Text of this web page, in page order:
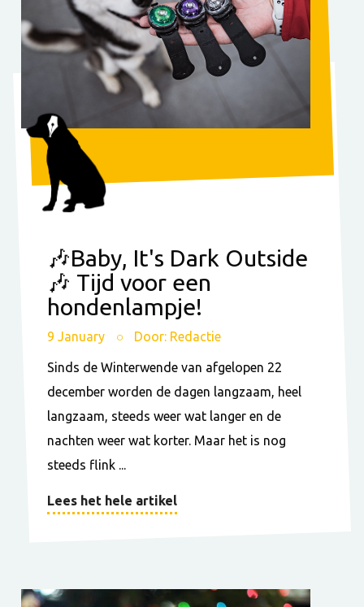
🎶Baby, It's Dark Outside
🎶 Tijd voor een
hondenlampje!
9 January Door: Redactie
Sinds de Winterwende van afgelopen 22
december worden de dagen langzaam, heel
langzaam, steeds weer wat langer en de
nachten weer wat korter. Maar het is nog
steeds flink ...
Lees het hele artikel